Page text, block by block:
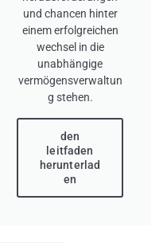
und chancen hinter
einem erfolgreichen
wechsel in die
unabhängige
vermögensverwaltun
g stehen.
den
leitfaden
herunterlad
en